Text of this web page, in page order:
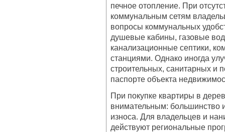
печное отопление. При
коммунальным сетям
вопросы коммунальных
душевые кабины, газовые
канализационные септики,
станциями. Однако иногда
строительных, санитарных и
паспорте объекта
При покупке квартиры в
внимательным: большинство
износа. Для владельцев и
действуют региональные